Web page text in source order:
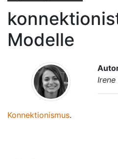
Modelle
Irene
Konnektionismus.